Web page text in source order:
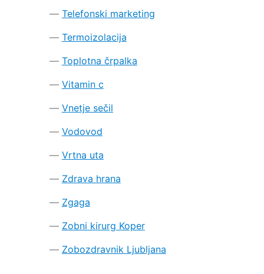
Telefonski marketing
Termoizolacija
Toplotna črpalka
Vitamin c
Vnetje sečil
Vodovod
Vrtna uta
Zdrava hrana
Zgaga
Zobni kirurg Koper
Zobozdravnik Ljubljana